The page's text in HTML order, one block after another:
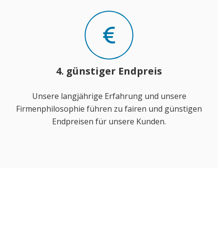
4. günstiger Endpreis
Unsere langjährige Erfahrung und unsere
Firmenphilosophie führen zu fairen und günstigen
Endpreisen für unsere Kunden.